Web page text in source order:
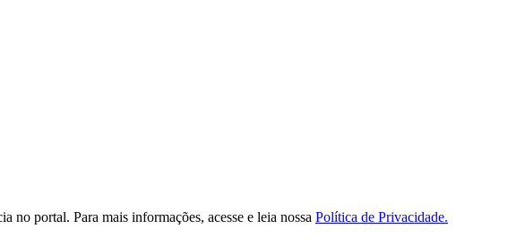
no portal. Para mais informações, acesse e leia nossa Política de Privacidade.